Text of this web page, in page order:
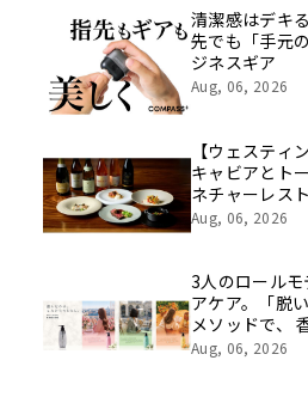
像を公開！
清潔感はデキ
先でも「手元
ジネスギア
Aug, 06, 2026
【ウェスティ
キャビアとト
ネチャーレス
イ」、一夜限
Aug, 06, 2026
3人のロール
アケア。「脱
メソッドで、
さをデザイン
Aug, 06, 2026